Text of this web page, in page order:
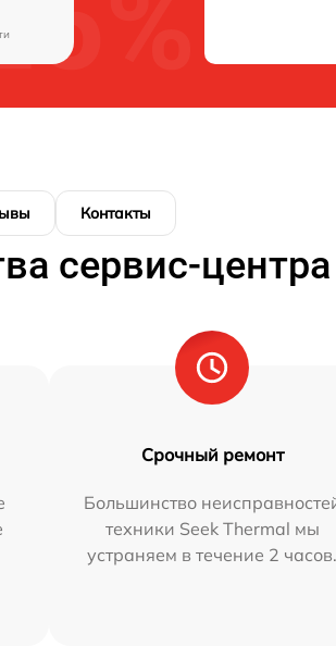
Контакты
сервис-центра
Срочный ремонт
Большинство
техники Seek Thermal мы
устраняем в течение 2 часов.